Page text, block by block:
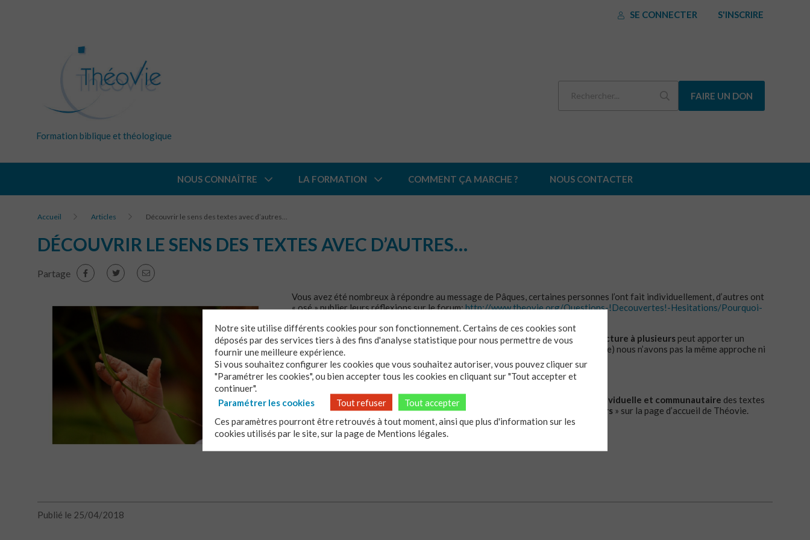
SE CONNECTER S'INSCRIRE
Formation biblique et théologique
FAIRE UN DON
NOUS CONNAÎTRE LA FORMATION COMMENT ÇA MARCHE ? NOUS CONTACTER
Accueil Articles Découvrir le sens des textes avec d’autres…
DÉCOUVRIR LE SENS DES TEXTES AVEC D’AUTRES…
Partage
Vous avez été nombreux à répondre au message de Pâques, certaines personnes l’ont fait individuellement, d’autres ont
« osé » publier leurs réflexions sur le forum:http://www.theovie.org/Questions-!Decouvertes!-Hesitations/Pourquoi-
Celles et ceux qui ont lu les phrases partagées ont pu découvrir combien
une lecture à plusieurspeut apporter un
« plus » à une
lecture personnelle et individuelle
. Même si (et parfois parce que) nous n’avons pas la même approche ni
les mêmes convictions.
L’écouteest nécessaire, lerespectaussi. Et quelque chose de beau en ressort!
C’est l’occasion d’attirer votre attention sur d’autres
initiatives de lecture individuelle et communautaire des textes
bibliques qui vous sont proposées: n’hésitez pas à cliquer sur l’onglet «
Et ailleurs» sur la page d’accueil de Théovie.
Publié le 25/04/2018
Notre site utilise différents cookies pour son fonctionnement. Certains de ces cookies sont
déposés par des services tiers à des fins d'analyse statistique pour nous permettre de vous
fournir une meilleure expérience.
Si vous souhaitez configurer les cookies que vous souhaitez autoriser, vous pouvez cliquer sur
"Paramétrer les cookies", ou bien accepter tous les cookies en cliquant sur "Tout accepter et
continuer".
Paramétrer les cookies
Tout refuser
Tout accepter
Ces paramètres pourront être retrouvés à tout moment, ainsi que plus d'information sur les
cookies utilisés par le site, sur la page de Mentions légales.